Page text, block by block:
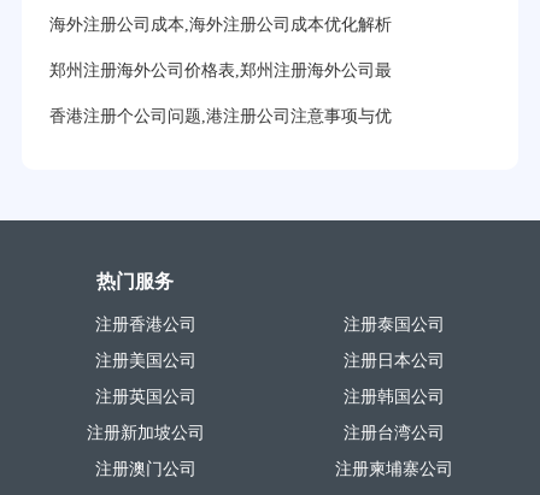
海外注册公司成本,海外注册公司成本优化解析
郑州注册海外公司价格表,郑州注册海外公司最
香港注册个公司问题,港注册公司注意事项与优
热门服务
注册香港公司
注册美国公司
注册英国公司
注册新加坡公司
注册澳门公司
注册泰国公司
注册日本公司
注册韩国公司
注册台湾公司
注册柬埔寨公司